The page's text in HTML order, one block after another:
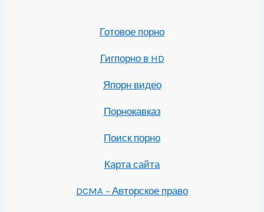
Готовое порно
Гигпорно в HD
Япорн видео
Порнокавказ
Поиск порно
Карта сайта
DCMA - Авторское право